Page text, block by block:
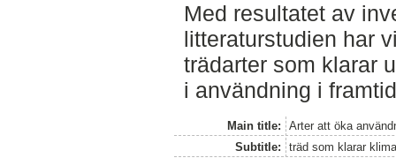
Med resultatet av
litteraturstudien har
trädarter som klarar
i användning i
Main title:
Arter att öka
Subtitle:
träd som klarar